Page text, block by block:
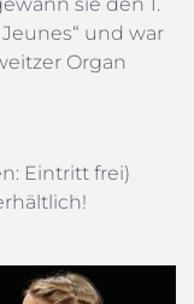
und war
Organ
Eintritt frei)